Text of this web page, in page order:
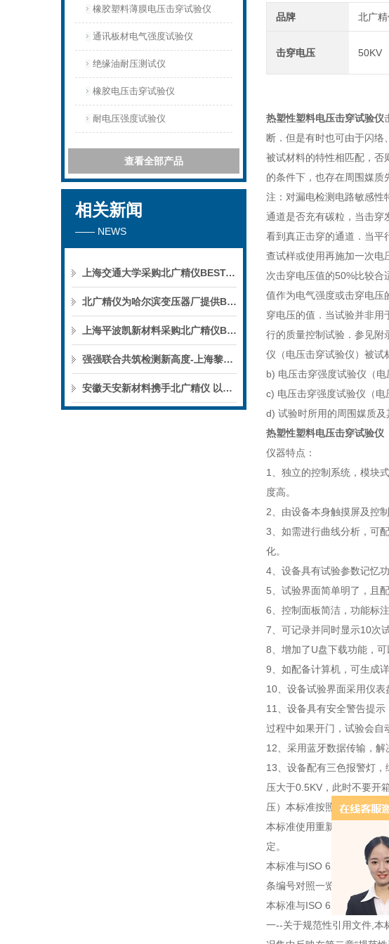
橡胶塑料薄膜电压击穿试验仪
通讯板材电气强度试验仪
绝缘油耐压测试仪
橡胶电压击穿试验仪
耐电压强度试验仪
查看全部产品
相关新闻
—— NEWS
上海交通大学采购北广精仪BEST-300C四探针电阻测试仪
北广精仪为哈尔滨变压器厂提供BDJC-100KV电压击穿试验仪全流程上门培训纪实
上海平波凯新材料采购北广精仪BDJC-100KV电压击穿试验仪
强强联合共筑检测新高度-上海黎顿电子采购北广精仪BDJC-50KV电压击穿试验仪
安徽天安新材料携手北广精仪 以精密TOC检测赋能新材料产业绿色高质量发展
品牌 北广精
击穿电压 50KV
热塑性塑料电压击穿试验仪
断．但是有时也可由于闪络
被试材料的特性相匹配，否
的条件下，也存在周围媒质
注：对漏电检测电路敏感性
通道是否充有碳粒，当击穿
看到真正击穿的通道．当平
查试样或使用再施加一次电
次击穿电压值的50%比较合
值作为电气强度或击穿电压
穿电压的值．当试验并非用
行的质量控制试验．参见附
仪（电压击穿试验仪）被试
b) 电压击穿强度试验仪（
c) 电压击穿强度试验仪（电
d) 试验时所用的周围媒质及
热塑性塑料电压击穿试验仪
仪器特点：
1、独立的控制系统，模块
度高。
2、由设备本身触摸屏及控
3、如需进行曲线分析，可
化。
4、设备具有试验参数记忆
5、试验界面简单明了，且
6、控制面板简洁，功能标
7、可记录并同时显示10次
8、增加了U盘下载功能，
9、如配备计算机，可生成
10、设备试验界面采用仪表
11、设备具有安全警告提
过程中如果开门，试验会自
12、采用蓝牙数据传输，解
13、设备配有三色报警灯
压大于0.5KV，此时不要开
压）本标准按照GB/T1.1-
本标准使用重新起草法修改
定。
本标准与ISO 6237:2003相
条编号对照一览表。
本标准与ISO 6237:2003的
一--关于规范性引用文件,本